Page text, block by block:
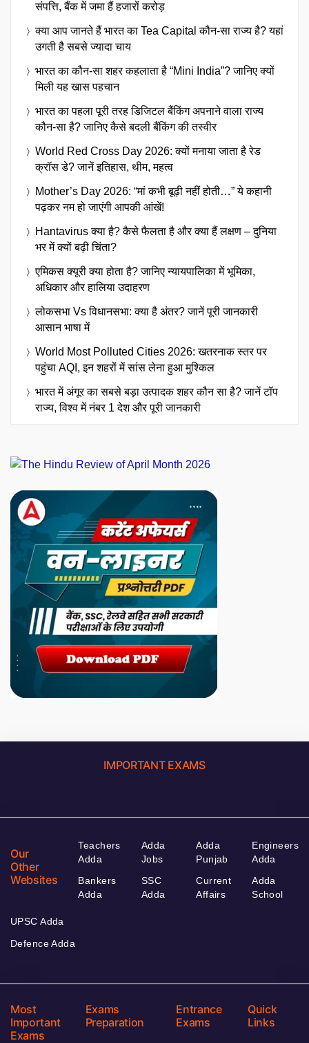
संपत्ति, बैंक में जमा हैं हजारों करोड़
क्या आप जानते हैं भारत का Tea Capital कौन-सा राज्य है? यहां
उगती है सबसे ज्यादा चाय
भारत का कौन-सा शहर कहलाता है “Mini India”? जानिए क्यों
मिली यह खास पहचान
भारत का पहला पूरी तरह डिजिटल बैंकिंग अपनाने वाला राज्य
कौन-सा है? जानिए कैसे बदली बैंकिंग की तस्वीर
World Red Cross Day 2026: क्यों मनाया जाता है रेड
क्रॉस डे? जानें इतिहास, थीम, महत्व
Mother’s Day 2026: “मां कभी बूढ़ी नहीं होती…” ये कहानी
पढ़कर नम हो जाएंगी आपकी आंखें!
Hantavirus क्या है? कैसे फैलता है और क्या हैं लक्षण – दुनिया
भर में क्यों बढ़ी चिंता?
एमिकस क्यूरी क्या होता है? जानिए न्यायपालिका में भूमिका,
अधिकार और हालिया उदाहरण
लोकसभा Vs विधानसभा: क्या है अंतर? जानें पूरी जानकारी
आसान भाषा में
World Most Polluted Cities 2026: खतरनाक स्तर पर
पहुंचा AQI, इन शहरों में सांस लेना हुआ मुश्किल
भारत में अंगूर का सबसे बड़ा उत्पादक शहर कौन सा है? जानें टॉप
राज्य, विश्व में नंबर 1 देश और पूरी जानकारी
IMPORTANT EXAMS
Our
Other
Websites
Teachers
Adda
Bankers
Adda
Adda
Jobs
SSC
Adda
Adda
Punjab
Current
Affairs
Engineers
Adda
Adda
School
UPSC Adda
Defence Adda
Most
Important
Exams
Exams
Preparation
Entrance
Exams
Quick
Links